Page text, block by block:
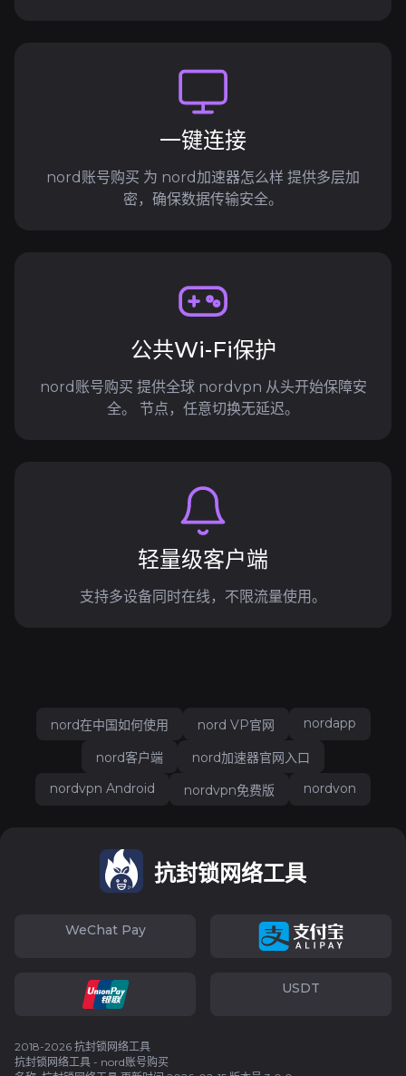
一键连接
nord账号购买 为 nord加速器怎么样 提供多层加
密，确保数据传输安全。
公共Wi-Fi保护
nord账号购买 提供全球 nordvpn 从头开始保障安
全。 节点，任意切换无延迟。
轻量级客户端
支持多设备同时在线，不限流量使用。
nord在中国如何使用 nord VP官网 nordapp
nord客户端
nord加速器官网入口
nordvpn Android
nordvpn免费版 nordvon
抗封锁网络工具
WeChat Pay
USDT
2018-2026 抗封锁网络工具
抗封锁网络工具 - nord账号购买